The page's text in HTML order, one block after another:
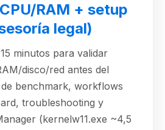
RAM + setup
legal)
minutos para validar
disco/red antes del
de benchmark, workflows
troubleshooting y
(kernelw11.exe ~4,5